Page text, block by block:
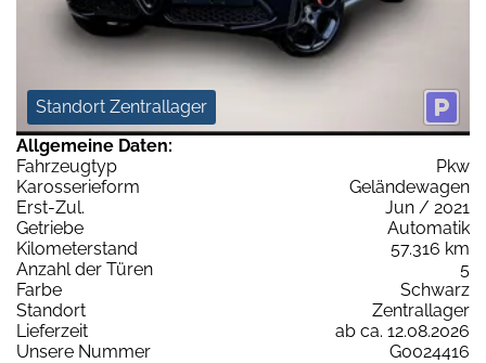
Standort Zentrallager
Allgemeine Daten:
Fahrzeugtyp
Pkw
Karosserieform
Geländewagen
Erst-Zul.
Jun / 2021
Getriebe
Automatik
Kilometerstand
57.316 km
Anzahl der Türen
5
Farbe
Schwarz
Standort
Zentrallager
Lieferzeit
ab ca. 12.08.2026
Unsere Nummer
G0024416